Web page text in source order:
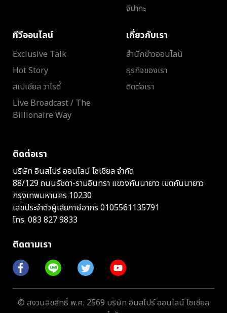
จิปาถะ
ทีวีออนไลน์
Exclusive Talk
Hot Story
สเปเชียล วาไรตี้
Live Broadcast / The
Billionaire Way
เกี่ยวกับเรา
สำนักข่าวออนไลน์
ธุรกิจของเรา
ติดต่อเรา
ติดต่อเรา
บริษัท อินสไปร์ ออนไลน์ โซเชียล จำกัด
88/129 ถนนรัชดา-รามอินทรา แขวงคันนายาว เขตคันนายาว
กรุงเทพมหานคร 10230
เลขประจำตัวผู้เสียภาษีอากร 0105561135791
โทร. 083 827 9833
ติดตามเรา
© สงวนลิขสิทธิ์ พ.ศ. 2569 บริษัท อินสไปร์ ออนไลน์ โซเชียล